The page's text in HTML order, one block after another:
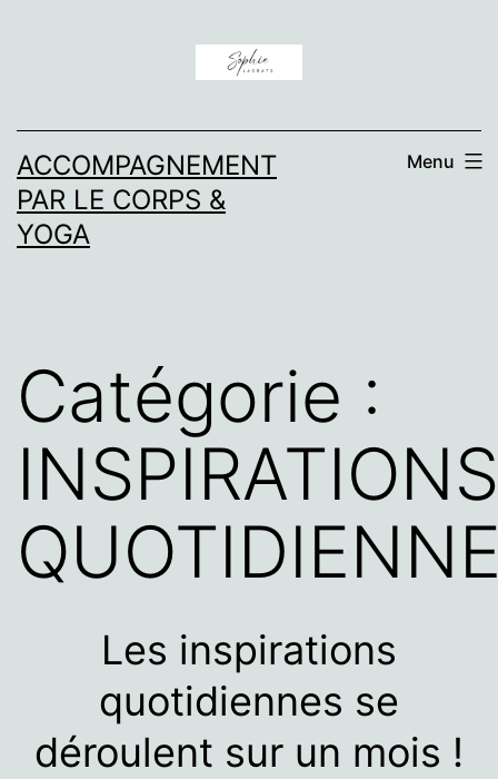
ACCOMPAGNEMENT
PAR LE CORPS &
YOGA
Menu
Catégorie :
INSPIRATIONS
Les inspirations
quotidiennes se
déroulent sur un mois !